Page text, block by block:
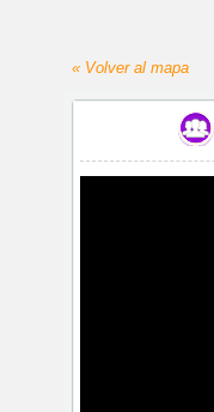
« Volver al mapa